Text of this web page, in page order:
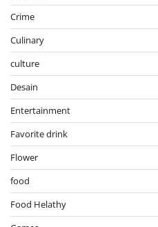
Crime
Culinary
culture
Desain
Entertainment
Favorite drink
Flower
food
Food Helathy